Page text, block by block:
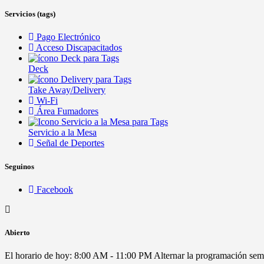
Servicios (tags)
Pago Electrónico
Acceso Discapacitados
Deck
Take Away/Delivery
Wi-Fi
Área Fumadores
Servicio a la Mesa
Señal de Deportes
Seguinos
Facebook
Abierto
El horario de hoy: 8:00 AM - 11:00 PM Alternar la programación